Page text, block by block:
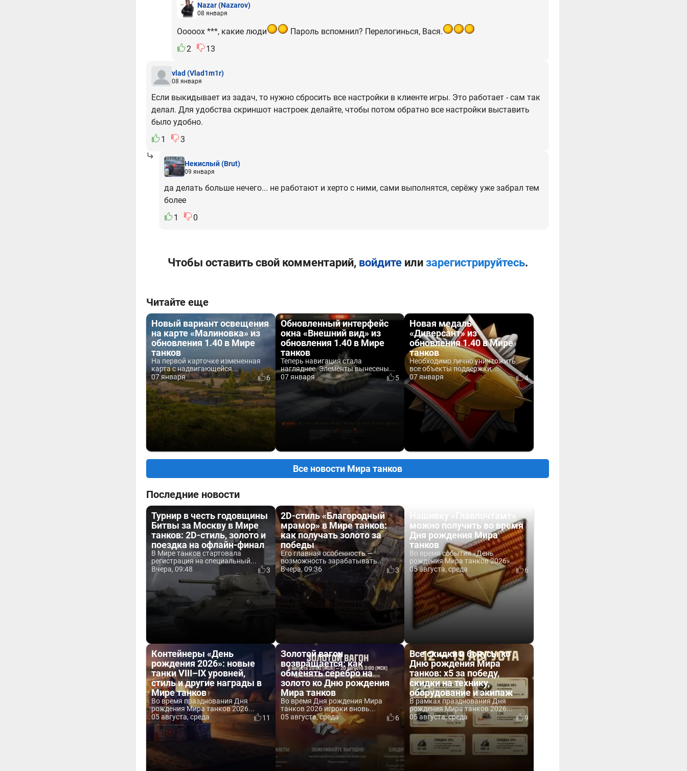
Nazar(Nazarov)
08 января
Ооооох ***, какие люди
Пароль вспомнил? Перелогинься, Вася.
2
13
vlad(Vlad1m1r)
08 января
Если выкидывает из задач, то нужно сбросить все настройки в клиенте игры. Это работает - сам так
делал. Для удобства скриншот настроек делайте, чтобы потом обратно все настройки выставить
было удобно.
1
3
Некислый(Brut)
09 января
да делать больше нечего... не работают и херто с ними, сами выполнятся, серёжу уже забрал тем
более
1
0
Чтобы оставить свой комментарий, войдитеили зарегистрируйтесь.
Читайте еще
Новый вариант освещения
на карте «Малиновка» из
обновления 1.40 в Мире
танков
На первой карточке измененная
карта с надвигающейся...
07 января
6
Обновленный интерфейс
окна «Внешний вид» из
обновления 1.40 в Мире
танков
Теперь навигация стала
нагляднее. Элементы вынесены...
07 января
5
Новая медаль
«Диверсант» из
обновления 1.40 в Мире
танков
Необходимо лично уничтожить
все объекты поддержки,...
07 января
4
Все новости Мира танков
Последние новости
Турнир в честь годовщины
Битвы за Москву в Мире
танков: 2D-стиль, золото и
поездка на офлайн-финал
В Мире танков стартовала
регистрация на специальный...
Вчера, 09:48
3
2D-стиль «Благородный
мрамор» в Мире танков:
как получать золото за
победы
Его главная особенность —
возможность зарабатывать...
Вчера, 09:36
3
Нашивку «Главпочтамт»
можно получить во время
Дня рождения Мира
танков
Во время события «День
рождения Мира танков 2026»...
05 августа, среда
6
Контейнеры «День
рождения 2026»: новые
танки VIII–IX уровней,
стиль и другие награды в
Мире танков
Во время празднования Дня
рождения Мира танков 2026...
05 августа, среда
11
Золотой вагон
возвращается: как
обменять серебро на
золото ко Дню рождения
Мира танков
Во время Дня рождения Мира
танков 2026 игроки вновь...
05 августа, среда
6
Все скидки и бонусы ко
Дню рождения Мира
танков: x5 за победу,
скидки на технику,
оборудование и экипаж
В рамках празднования Дня
рождения Мира танков 2026...
05 августа, среда
9